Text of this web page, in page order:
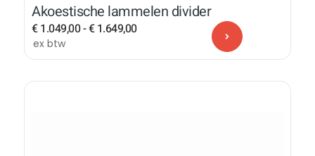
Akoestische lammelen divider
€1.049,00-€1.649,00
ex btw